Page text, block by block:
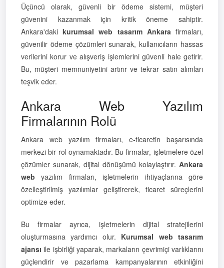
Üçüncü olarak, güvenli bir ödeme sistemi, müşteri
güvenini kazanmak için kritik öneme sahiptir.
Ankara'dakikurumsal web tasarım Ankara firmaları,
güvenilir ödeme çözümleri sunarak, kullanıcıların hassas
verilerini korur ve alışveriş işlemlerini güvenli hale getirir.
Bu, müşteri memnuniyetini artırır ve tekrar satın alımları
teşvik eder.
Ankara Web Yazılım
Firmalarının Rolü
Ankara web yazılım firmaları, e-ticaretin başarısında
merkezi bir rol oynamaktadır. Bu firmalar, işletmelere özel
çözümler sunarak, dijital dönüşümü kolaylaştırır. Ankara
web yazılım firmaları, işletmelerin ihtiyaçlarına göre
özelleştirilmiş yazılımlar geliştirerek, ticaret süreçlerini
optimize eder.
Bu firmalar ayrıca, işletmelerin dijital stratejilerini
oluşturmasına yardımcı olur. Kurumsal web tasarım
ajansı ile işbirliği yaparak, markaların çevrimiçi varlıklarını
güçlendirir ve pazarlama kampanyalarının etkinliğini